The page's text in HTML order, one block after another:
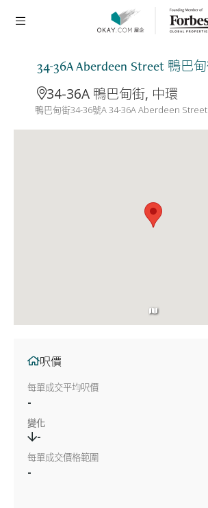
34-36A Aberdeen Street 鴨巴
34-36A 鴨巴甸街, 中環
鴨巴甸街34-36號A 34-36A Aberdeen
呎價
每單成交平均呎價
-
變化
-
每單成交價格範圍
-